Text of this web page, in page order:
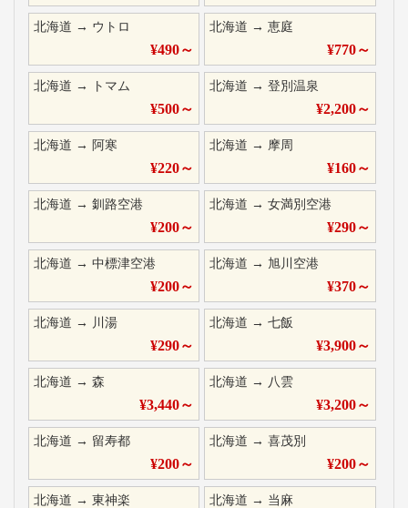
北海道 → ウトロ
¥490～
北海道 →恵庭
¥770～
北海道 → トマム
¥500～
北海道 →登別温泉
¥2,200～
北海道 → 阿寒
¥220～
北海道 → 摩周
¥160～
北海道 → 釧路空港
¥200～
北海道 →女満別空港
¥290～
北海道 → 中標津空港
¥200～
北海道 →旭川空港
¥370～
北海道 → 川湯
¥290～
北海道 →七飯
¥3,900～
北海道 → 森
¥3,440～
北海道 → 八雲
¥3,200～
北海道 → 留寿都
¥200～
北海道 →喜茂別
¥200～
北海道 → 東神楽 北海道 → 当麻